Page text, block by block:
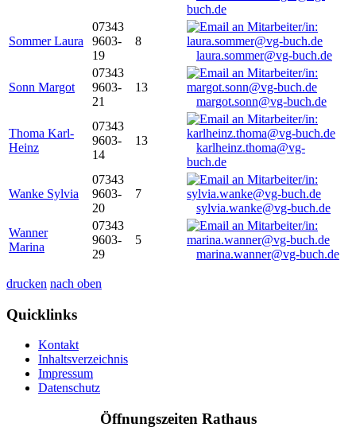
buch.de
Sommer Laura
07343
9603-
19
8
laura.sommer@vg-buch.de
Sonn Margot
07343
9603-
21
13
margot.sonn@vg-buch.de
Thoma Karl-
Heinz
07343
9603-
14
13
karlheinz.thoma@vg-
buch.de
Wanke Sylvia
07343
9603-
20
7
sylvia.wanke@vg-buch.de
Wanner
Marina
07343
9603-
29
5
marina.wanner@vg-buch.de
drucken nach oben
Quicklinks
Kontakt
Inhaltsverzeichnis
Impressum
Datenschutz
Öffnungszeiten Rathaus